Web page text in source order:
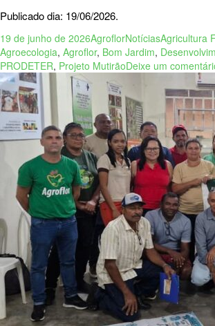
Publicado dia: 19/06/2026.
19 de junho de 2026AgroflorNotíciasAgricultura
Agroecologia, Agroflor, Bom Jardim,
PRODETER, Projeto MutirãoDeixe um